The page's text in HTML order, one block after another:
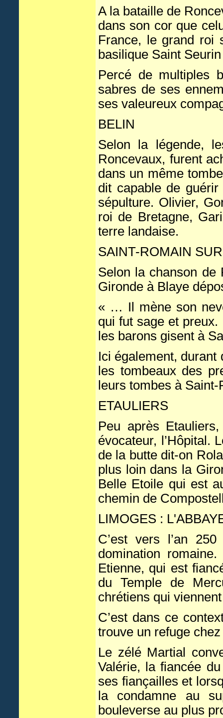
A la bataille de
dans son cor que
France, le grand roi
basilique Saint
Percé de multiples
sabres de ses
ses valeureux
BELIN
Selon la légende,
Roncevaux, furent
dans un même
dit capable de
sépulture. Olivier,
roi de Bretagne,
terre landaise.
SAINT-ROMAIN
Selon la chanson de
Gironde à Blaye
« … Il mène son
qui fut sage et
les barons gisent à
Ici également,
les tombeaux des
leurs tombes à
ETAULIERS
Peu après
évocateur, l’Hôpital.
de la butte dit-on
plus loin dans la
Belle Etoile qui est
chemin de
LIMOGES :
C’est vers l’an
domination
Etienne, qui est
du Temple de
chrétiens qui
C’est dans ce
trouve un refuge
Le zélé Martial
Valérie, la fiancée
ses fiançailles et
la condamne au
bouleverse au plus